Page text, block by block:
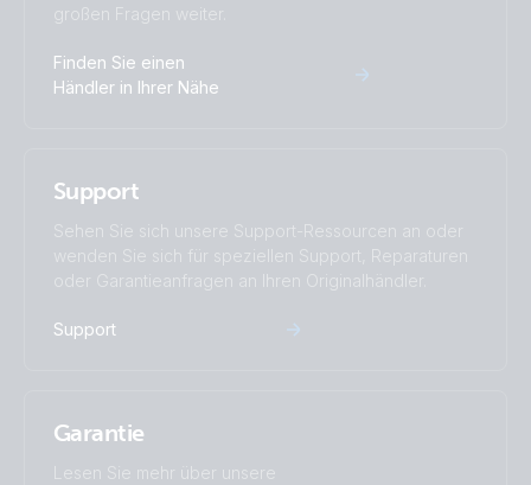
großen Fragen weiter.
Finden Sie einen
Händler in Ihrer Nähe
Support
Sehen Sie sich unsere Support-Ressourcen an oder
wenden Sie sich für speziellen Support, Reparaturen
oder Garantieanfragen an Ihren Originalhändler.
Support
Garantie
Lesen Sie mehr über unsere